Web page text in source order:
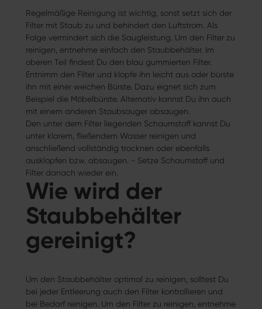
Regelmäßige Reinigung ist wichtig, sonst setzt sich der
Filter mit Staub zu und behindert den Luftstrom. Als
Folge vermindert sich die Saugleistung. Um den Filter zu
reinigen, entnehme einfach den Staubbehälter. Im
oberen Teil findest Du den blau gummierten Filter.
Entnimm den Filter und klopfe ihn leicht aus oder bürste
ihn mit einer weichen Bürste. Dazu eignet sich zum
Beispiel die Möbelbürste. Alternativ kannst Du ihn auch
mit einem anderen Staubsauger absaugen.
Den unter dem Filter liegenden Schaumstoff kannst Du
unter klarem, fließendem Wasser reinigen und
anschließend vollständig trocknen oder ebenfalls
ausklopfen bzw. absaugen. - Setze Schaumstoff und
Filter danach wieder ein.
Wie wird der
Staubbehälter
gereinigt?
Um den Staubbehälter optimal zu reinigen, solltest Du
bei jeder Entleerung auch den Filter kontrollieren und
bei Bedarf reinigen. Um den Filter zu reinigen, entnehme